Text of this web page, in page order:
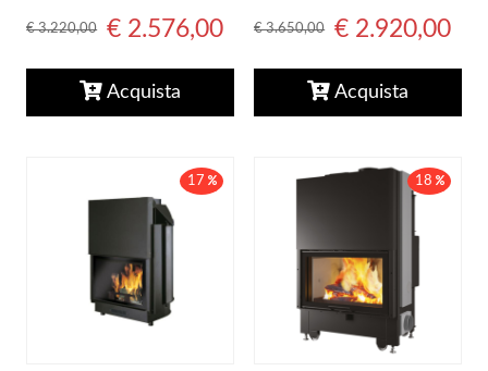
€ 3.220,00 € 2.576,00
Acquista
€ 3.650,00 € 2.920,00
Acquista
17 18